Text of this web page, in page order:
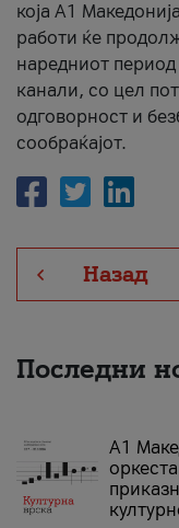
која A1
работи ќе
наредниот
канали, со цел
одговорност и
сообраќајот.
Назад
Последни
А1